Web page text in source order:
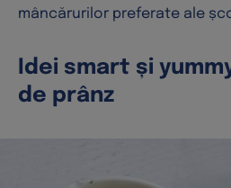
mâncărurilor preferate ale
Idei smart și
de prânz